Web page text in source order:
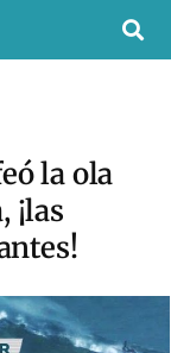
la ola
¡las